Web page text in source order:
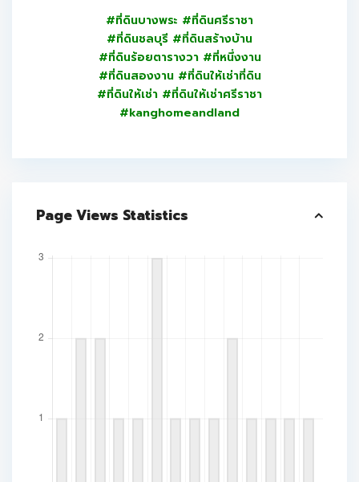
#ที่ดินบางพระ #ที่ดินศรีราชา
#ที่ดินชลบุรี #ที่ดินสร้างบ้าน
#ที่ดินร้อยตารางวา #ที่หนึ่งงาน
#ที่ดินสองงาน #ที่ดินให้เช่าที่ดิน
#ที่ดินให้เช่า #ที่ดินให้เช่าศรีราชา
#kanghomeandland
Page Views Statistics